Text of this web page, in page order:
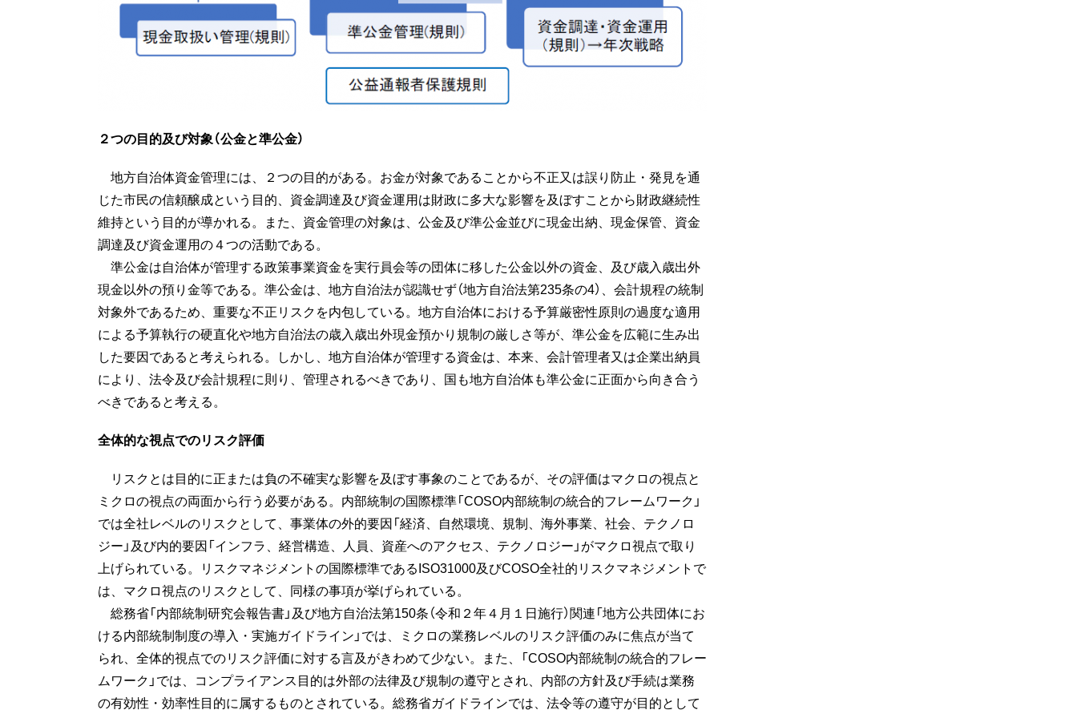
２つの目的及び対象（公金と準公金）
地方自治体資金管理には、２つの目的がある。お金が対象であることから不正又は誤り防止・発見を通
じた市民の信頼醸成という目的、資金調達及び資金運用は財政に多大な影響を及ぼすことから財政継続性
維持という目的が導かれる。また、資金管理の対象は、公金及び準公金並びに現金出納、現金保管、資金
調達及び資金運用の４つの活動である。
準公金は自治体が管理する政策事業資金を実行員会等の団体に移した公金以外の資金、及び歳入歳出外
現金以外の預り金等である。準公金は、地方自治法が認識せず（地方自治法第235条の4）、会計規程の統制
対象外であるため、重要な不正リスクを内包している。地方自治体における予算厳密性原則の過度な適用
による予算執行の硬直化や地方自治法の歳入歳出外現金預かり規制の厳しさ等が、準公金を広範に生み出
した要因であると考えられる。しかし、地方自治体が管理する資金は、本来、会計管理者又は企業出納員
により、法令及び会計規程に則り、管理されるべきであり、国も地方自治体も準公金に正面から向き合う
べきであると考える。
全体的な視点でのリスク評価
リスクとは目的に正または負の不確実な影響を及ぼす事象のことであるが、その評価はマクロの視点と
ミクロの視点の両面から行う必要がある。内部統制の国際標準「COSO内部統制の統合的フレームワーク」
では全社レベルのリスクとして、事業体の外的要因「経済、自然環境、規制、海外事業、社会、テクノロ
ジー」及び内的要因「インフラ、経営構造、人員、資産へのアクセス、テクノロジー」がマクロ視点で取り
上げられている。リスクマネジメントの国際標準であるISO31000及びCOSO全社的リスクマネジメントで
は、マクロ視点のリスクとして、同様の事項が挙げられている。
総務省「内部統制研究会報告書」及び地方自治法第150条（令和２年４月１日施行）関連「地方公共団体にお
ける内部統制制度の導入・実施ガイドライン」では、ミクロの業務レベルのリスク評価のみに焦点が当て
られ、全体的視点でのリスク評価に対する言及がきわめて少ない。また、「COSO内部統制の統合的フレー
ムワーク」では、コンプライアンス目的は外部の法律及び規制の遵守とされ、内部の方針及び手続は業務
の有効性・効率性目的に属するものとされている。総務省ガイドラインでは、法令等の遵守が目的として